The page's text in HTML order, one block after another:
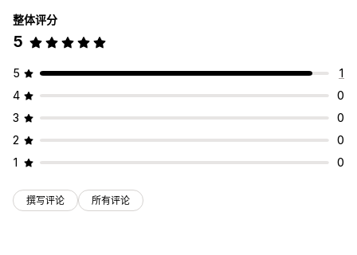
整体评分
5
5
1
4
0
3
0
2
0
1
0
撰写评论 所有评论